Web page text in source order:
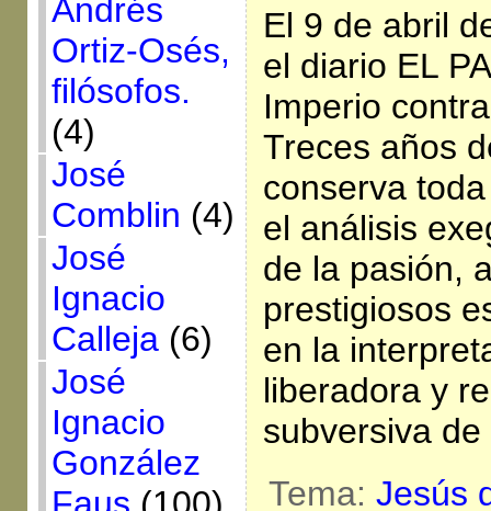
Andrés
Ortiz-Osés,
filósofos.
(4)
José
Comblin (4)
José
Ignacio
Calleja(6)
José
Ignacio
González
El 9 de abril
el diario EL
Imperio
Treces años
conserva
el análisis
de la pasión,
prestigiosos
en la
liberadora y
subversiva
Tema: Jesús